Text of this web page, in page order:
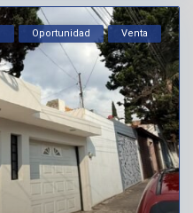
Oportunidad Venta